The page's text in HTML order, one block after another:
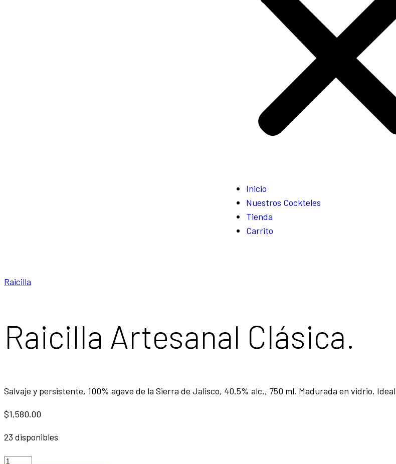
Inicio
Nuestros Cockteles
Tienda
Carrito
Raicilla
Raicilla Artesanal Clásica.
Salvaje y persistente, 100% agave de la Sierra de Jalisco, 40.5% alc., 750 ml. Madurada en vidrio.
$1,580.00
23 disponibles